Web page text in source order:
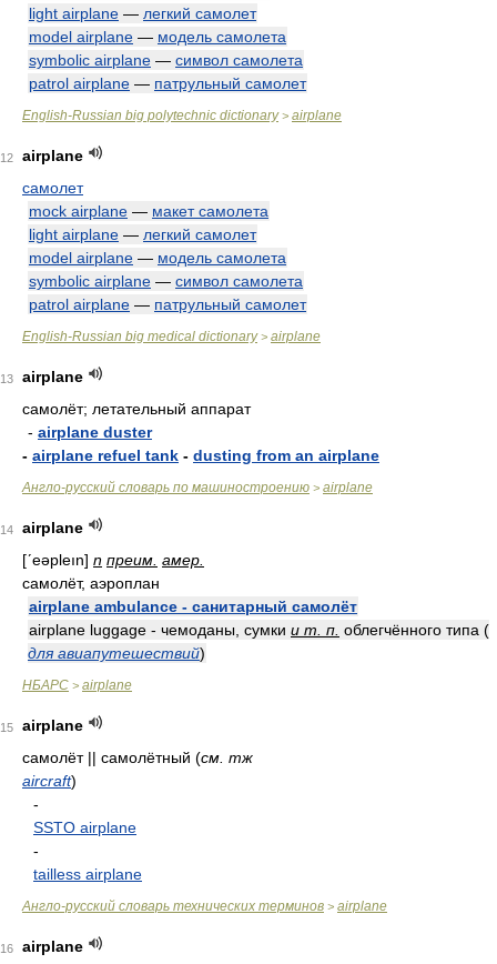
light airplane — легкий самолет
model airplane — модель самолета
symbolic airplane — символ самолета
patrol airplane — патрульный самолет
English-Russian big polytechnic dictionary> airplane
12
airplane
самолет
mock airplane — макет самолета
light airplane — легкий самолет
model airplane — модель самолета
symbolic airplane — символ самолета
patrol airplane — патрульный самолет
English-Russian big medical dictionary> airplane
13
airplane
самолёт; летательный аппарат
- airplane duster
- airplane refuel tank - dusting from an airplane
Англо-русский словарь по машиностроению > airplane
14
airplane
[ʹeəpleın] n преим. амер.
самолёт, аэроплан
airplane ambulance - санитарный самолёт
airplane luggage - чемоданы, сумки и т. п. облегчённого типа (
для авиапутешествий)
НБАРС > airplane
15
airplane
самолёт || самолётный (см. тж
aircraft)
-
SSTO airplane
-
tailless airplane
Англо-русский словарь технических терминов > airplane
16
airplane